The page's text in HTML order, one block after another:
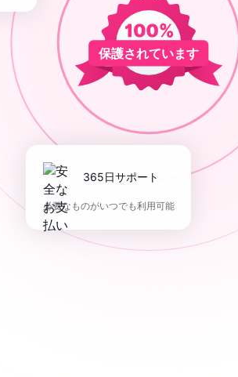
保護されています
365日サポート
必要なものがいつでも利用可能